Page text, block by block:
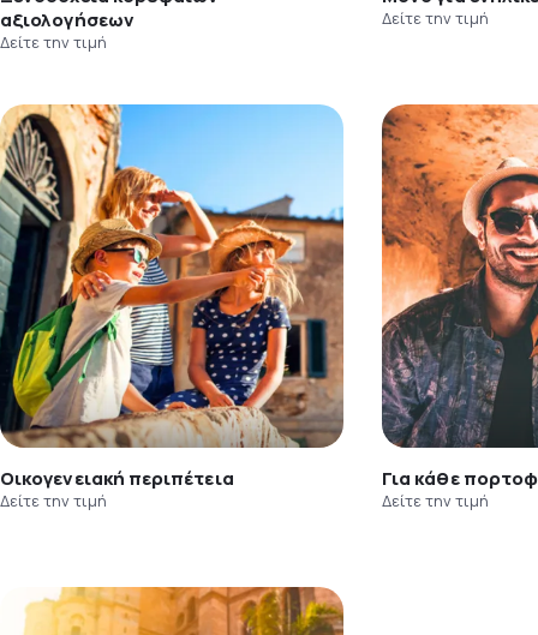
αξιολογήσεων
Δείτε την τιμή
Δείτε την τιμή
Οικογενειακή περιπέτεια
Δείτε την τιμή
Για κάθε
Δείτε την τιμή